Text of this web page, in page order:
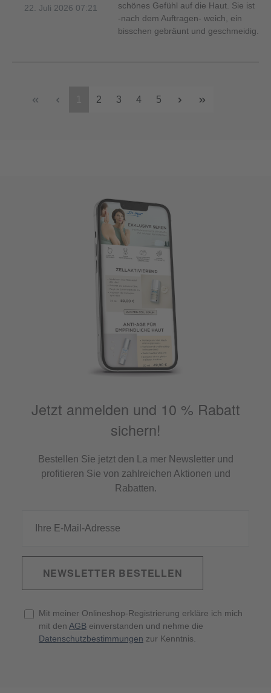
22. Juli 2026 07:21
schönes Gefühl auf die Haut. Sie ist
-nach dem Auftragen- weich, ein
bisschen gebräunt und geschmeidig.
2 3 4 5
Jetzt anmelden und 10 % Rabatt
sichern!
Bestellen Sie jetzt den La mer Newsletter und
profitieren Sie von zahlreichen Aktionen und
Rabatten.
NEWSLETTER BESTELLEN
Mit meiner Onlineshop-Registrierung erkläre ich mich
mit den AGB einverstanden und nehme die
Datenschutzbestimmungen zur Kenntnis.